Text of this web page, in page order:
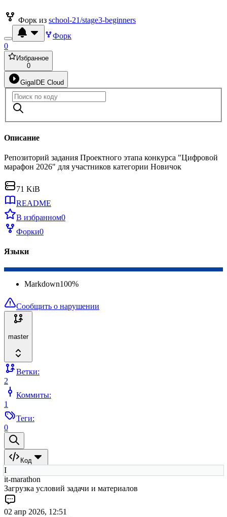
Форк из school-21/stage3-beginners
Форк
0
Избранное
0
GigaIDE Cloud
Описание
Репозиторий задания Проектного этапа конкурса "Цифровой
марафон 2026" для участников категории Новичок
71 KiB
README
В избранном0
Форки0
Языки
Markdown100%
Сообщить о нарушении
master
Ветки:
2
Коммиты:
1
Теги:
0
Код
I
it-marathon
Загрузка условий задачи и материалов
02 апр 2026, 12:51